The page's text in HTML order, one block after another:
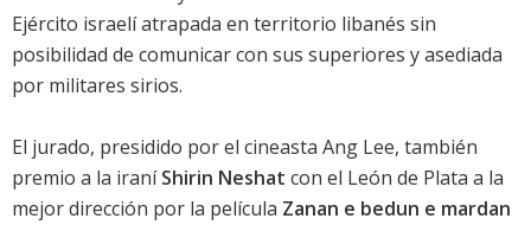
Ejército israelí atrapada en territorio libanés sin
posibilidad de comunicar con sus superiores y asediada
por militares sirios.
El jurado, presidido por el cineasta Ang Lee, también
premio a la iraníShirin Neshat con el León de Plata a la
mejor dirección por la película Zanan e bedun e mardan